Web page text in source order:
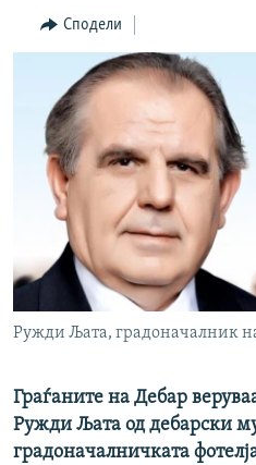
ПРИЈАВИ СЕ ЗА ЊУЗЛЕТЕР
ПОДКАСТ ЗОШТО?
СЛЕДЕТЕ НЕ
РСЕ веб страници
Сподели
Ружди Љата, градоначалник
Граѓаните на Дебар
Ружди Љата од дебарски
градоначалничката